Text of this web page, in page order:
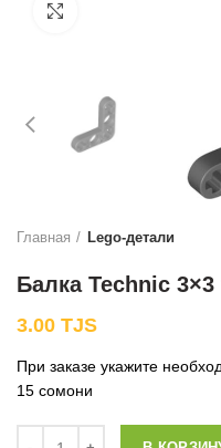
Главная Lego-детали
Балка Technic 3×3
3.00 TJS
При заказе укажите
15 сомони